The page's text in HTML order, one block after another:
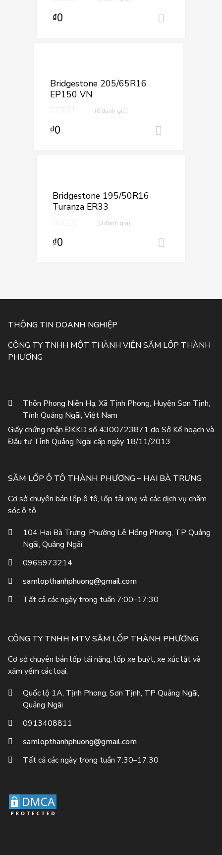
₫0
Bridgestone 205/65R16
EP150 VN
(0 đánh giá)
₫0
Bridgestone 195/50R16
Turanza ER33
(0 đánh giá)
₫0
THÔNG TIN DOANH NGHIỆP
CÔNG TY TNHH MỘT THÀNH VIÊN SĂM LỐP THÀNH
PHƯƠNG
Thôn Phong Niên Hạ, Xã Tịnh Phong, Huyện Sơn Tịnh,
Tỉnh Quảng Ngãi, Việt Nam
Giấy chứng nhận ĐKKD số 4300723871 do Sở Kế hoạch và
Đầu tư Tỉnh Quảng Ngãi cấp ngày 18/11/2013
SĂM LỐP Ô TÔ THÀNH PHƯƠNG – HAI BÀ TRƯNG
Cơ sở chuyên bán lốp ô tô, lốp tải nhẹ và các dịch vụ chăm
sóc ô tô
104 Hai Bà Trưng, Phường Lê Hồng Phong, TP Quảng
Ngãi, Quảng Ngãi
0965973214
samlopthanhphuong@gmail.com
Tất cả các ngày trong tuần 7:00–17:30
CÔNG TY TNHH MTV SĂM LỐP THÀNH PHƯƠNG
Cơ sở chuyên bán lốp tải nặng, lốp xe buýt, xe xúc lật và
xăm yếm các loại.
Quốc lộ 1A, Tịnh Phong, Sơn Tịnh, TP Quảng Ngãi,
Quảng Ngãi
0913408811
samlopthanhphuong@gmail.com
Tất cả các ngày trong tuần 7:30–17:30